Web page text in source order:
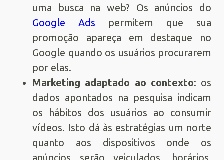
uma busca na web? Os anúncios do
Google Ads permitem que sua
promoção apareça em destaque no
Google quando os usuários procurarem
por elas.
Marketing adaptado ao contexto: os
dados apontados na pesquisa indicam
os hábitos dos usuários ao consumir
vídeos. Isto dá às estratégias um norte
quanto aos dispositivos onde os